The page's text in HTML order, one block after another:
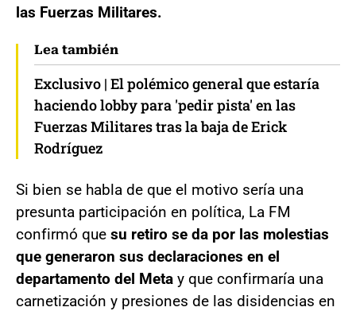
las Fuerzas Militares.
Lea también
Exclusivo | El polémico general que estaría
haciendo lobby para 'pedir pista' en las
Fuerzas Militares tras la baja de Erick
Rodríguez
Si bien se habla de que el motivo sería una
presunta participación en política, La FM
confirmó que su retiro se da por las molestias
que generaron sus declaraciones en el
departamento del Meta y que confirmaría una
carnetización y presiones de las disidencias en